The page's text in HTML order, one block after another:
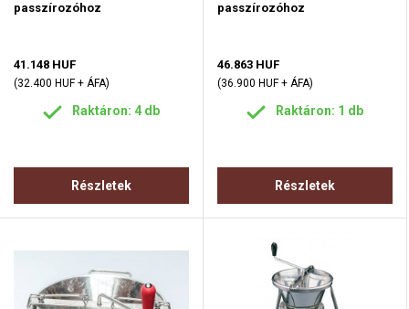
passzírozóhoz
41.148 HUF
(32.400 HUF + ÁFA)
Raktáron: 4 db
Részletek
passzírozóhoz
46.863 HUF
(36.900 HUF + ÁFA)
Raktáron: 1 db
Részletek